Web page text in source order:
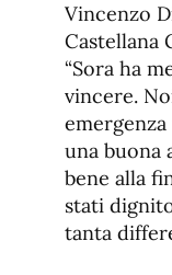
Vincenzo
Castellana
“Sora ha
vincere.
una buona
bene alla
stati
tanta